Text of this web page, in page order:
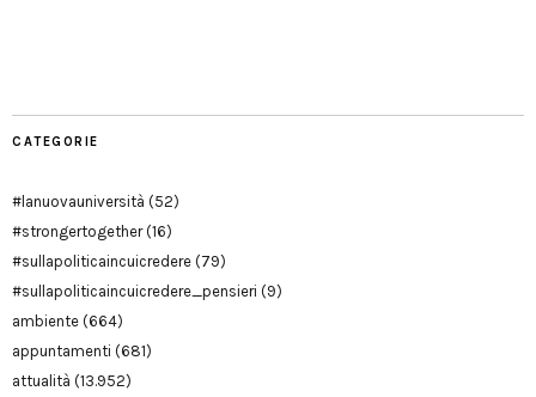
CATEGORIE
#lanuovauniversità (52)
#strongertogether(16)
#sullapoliticaincuicredere (79)
#sullapoliticaincuicredere_pensieri (9)
ambiente (664)
appuntamenti (681)
attualità (13.952)